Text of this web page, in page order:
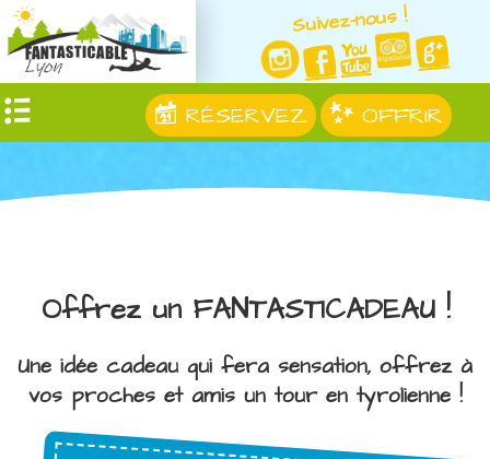
Suivez-nous !
RÉSERVEZ OFFRIR
Offrez un FANTASTICADEAU !
Une idée cadeau qui fera sensation, offrez à
vos proches et amis un tour en tyrolienne !